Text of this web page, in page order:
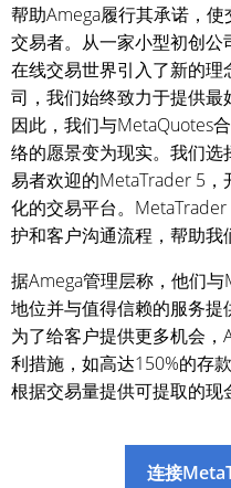
帮助Amega履行其承诺，
交易者。从一家小型初创
在线交易世界引入了新的
司，我们始终致力于提供最
因此，我们与MetaQuotes
络的愿景变为现实。我们
易者欢迎的MetaTrader 5
化的交易平台。
护和客户沟通流程，帮助
据Amega管理层称，他们
地位并与值得信赖的服务提
为了给客户提供更多机会
利措施，如高达150%的存
根据交易量提供可提取的现
连接